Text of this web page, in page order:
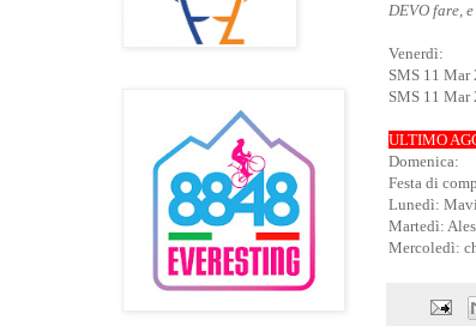
DEVO fare,
Venerdì:
SMS 11 Mar
SMS 11 Mar
ULTIMO
Domenica:
Festa di
Lunedì:
Martedì:
Mercoledì: